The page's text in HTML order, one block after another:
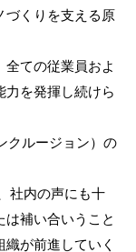
づくりを支える原
ての従業員およ
を発揮し続けら
クルージョン）の
社内の声にも十
補い合いうこと
が前進していく